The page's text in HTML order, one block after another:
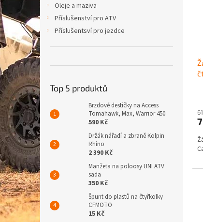
Oleje a maziva
Příslušenství pro ATV
Příslušentsví pro jezdce
Top 5 produktů
Brzdové destičky na Access
Tomahawk, Max, Warrior 450
590 Kč
Držák nářadí a zbraně Kolpin
Rhino
2 390 Kč
Manžeta na poloosy UNI ATV
sada
350 Kč
Špunt do plastů na čtyřkolky
CFMOTO
15 Kč